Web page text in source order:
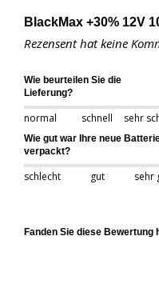
BlackMax +30% 12V
Rezensent hat keine
Wie beurteilen Sie die
Lieferung?
normal schnell
Wie gut war Ihre neue
verpackt?
schlecht gut sehr
Fanden Sie diese Bewertung